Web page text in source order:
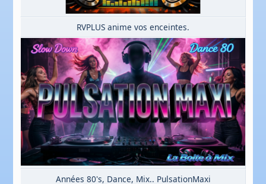
RVPLUS anime vos enceintes.
Années 80's, Dance, Mix.. PulsationMaxi